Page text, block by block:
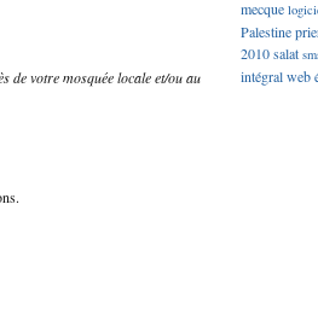
de votre mosquée locale et/ou au
mecque
Palestine
2010salat
intégralweb